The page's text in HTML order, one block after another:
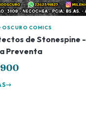
OSCURO COMICS
de Stonespine -
Preventa